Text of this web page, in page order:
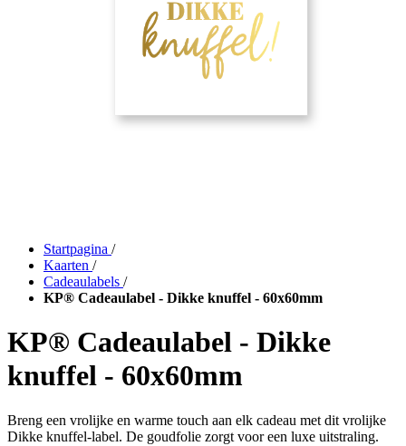
Startpagina /
Kaarten /
Cadeaulabels /
KP® Cadeaulabel - Dikke knuffel - 60x60mm
KP® Cadeaulabel - Dikke
knuffel - 60x60mm
Breng een vrolijke en warme touch aan elk cadeau met dit vrolijke
Dikke knuffel-label. De goudfolie zorgt voor een luxe uitstraling.